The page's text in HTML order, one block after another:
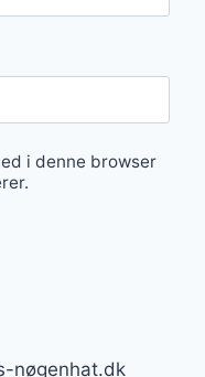
i denne browser
nøgenhat.dk